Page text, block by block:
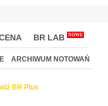
BR LAB NOWE
ARCHIWUM NOTOWAŃ
BR Plus